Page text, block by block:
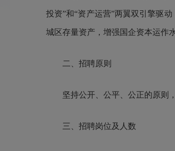
投资”和“资产运营”两翼双引擎驱
城区存量资产，增强国企资本运作
二、招聘原则
坚持公开、公平、公正的原则
三、招聘岗位及人数